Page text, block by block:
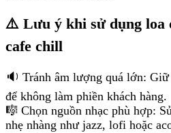
⚠️ Lưu ý khi sử dụng loa
cafe chill
🔉 Tránh âm lượng quá lớn:
để không làm phiền khách hàng.
🎼 Chọn nguồn nhạc phù hợp:
nhẹ nhàng như jazz, lofi hoặc